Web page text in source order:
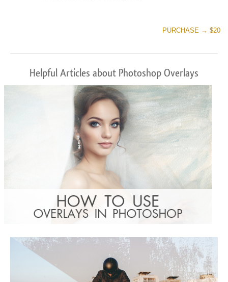
PURCHASE → $20
Helpful Articles about Photoshop Overlays